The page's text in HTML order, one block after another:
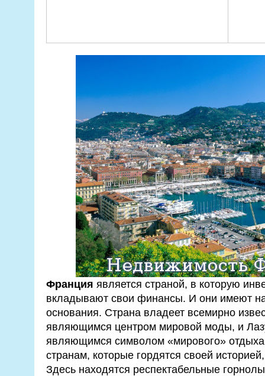
Франция является страной, в которую
вкладывают свои финансы. И они имеют
основания. Страна владеет всемирно
являющимся центром мировой моды, и
являющимся символом «мирового»
странам, которые гордятся своей
Здесь находятся респектабельные